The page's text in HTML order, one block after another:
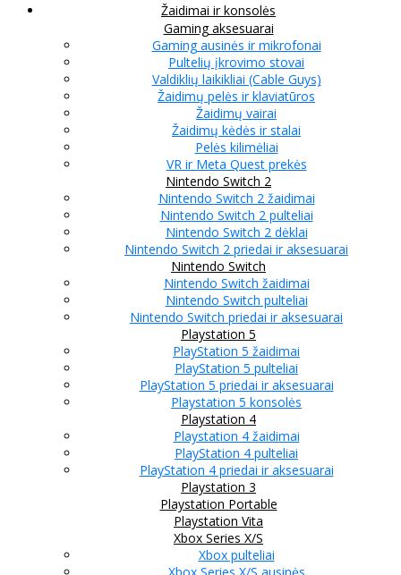
Žaidimai ir konsolės
Gaming aksesuarai
Gaming ausinės ir mikrofonai
Pultelių įkrovimo stovai
Valdiklių laikikliai (Cable Guys)
Žaidimų pelės ir klaviatūros
Žaidimų vairai
Žaidimų kėdės ir stalai
Pelės kilimėliai
VR ir Meta Quest prekės
Nintendo Switch 2
Nintendo Switch 2 žaidimai
Nintendo Switch 2 pulteliai
Nintendo Switch 2 dėklai
Nintendo Switch 2 priedai ir aksesuarai
Nintendo Switch
Nintendo Switch žaidimai
Nintendo Switch pulteliai
Nintendo Switch priedai ir aksesuarai
Playstation 5
PlayStation 5 žaidimai
PlayStation 5 pulteliai
PlayStation 5 priedai ir aksesuarai
Playstation 5 konsolės
Playstation 4
Playstation 4 žaidimai
PlayStation 4 pulteliai
PlayStation 4 priedai ir aksesuarai
Playstation 3
Playstation Portable
Playstation Vita
Xbox Series X/S
Xbox pulteliai
Xbox Series X/S ausinės